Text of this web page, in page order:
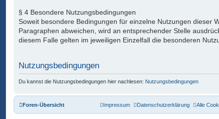
§ 4 Besondere Nutzungsbedingungen
Soweit besondere Bedingungen für einzelne Nutzungen dieser
Paragraphen abweichen, wird an entsprechender Stelle
diesem Falle gelten im jeweiligen Einzelfall die besonderen
Nutzungsbedingungen
Du kannst die Nutzungsbedingungen hier nachlesen: Nutzungsbedingungen
Foren-Übersicht Alle
Datenschutzerklärung
Impressum